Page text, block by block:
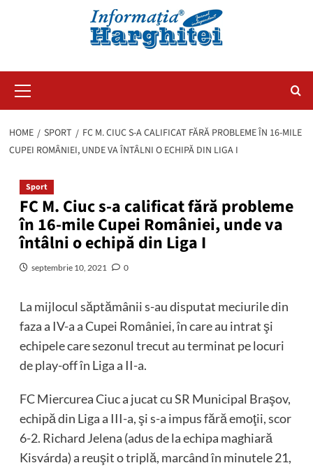
Menu
HOME SPORT
FC M. CIUC S-A CALIFICAT FĂRĂ PROBLEME ÎN 16-MILE
CUPEI ROMÂNIEI, UNDE VA ÎNTÂLNI O ECHIPĂ DIN LIGA I
Sport
FC M. Ciuc s-a calificat fără probleme
în 16-mile Cupei României, unde va
întâlni o echipă din Liga I
septembrie 10, 2021 0
La mijlocul săptămânii s-au disputat meciurile din
faza a IV-a a Cupei României, în care au intrat şi
echipele care sezonul trecut au terminat pe locuri
de play-off în Liga a II-a.
FC Miercurea Ciuc a jucat cu SR Municipal Braşov,
echipă din Liga a III-a, şi s-a impus fără emoţii, scor
6-2. Richard Jelena (adus de la echipa maghiară
Kisvárda) a reuşit o triplă, marcând în minutele 21,